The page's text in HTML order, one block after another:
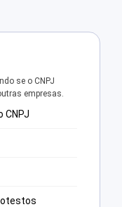
se o CNPJ
empresas.
CNPJ